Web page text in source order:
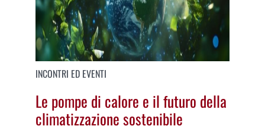
INCONTRI ED EVENTI
Le pompe di calore e il futuro della
climatizzazione sostenibile